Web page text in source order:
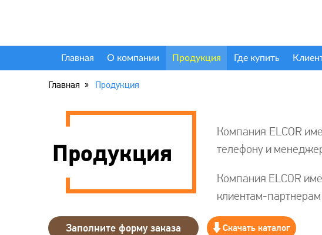
Главная О компании Продукция Где купить
Главная Продукция
Продукция
Компания ELCOR
телефону и
Компания ELCOR
клиентам-
Заполните форму заказа Скачать каталог